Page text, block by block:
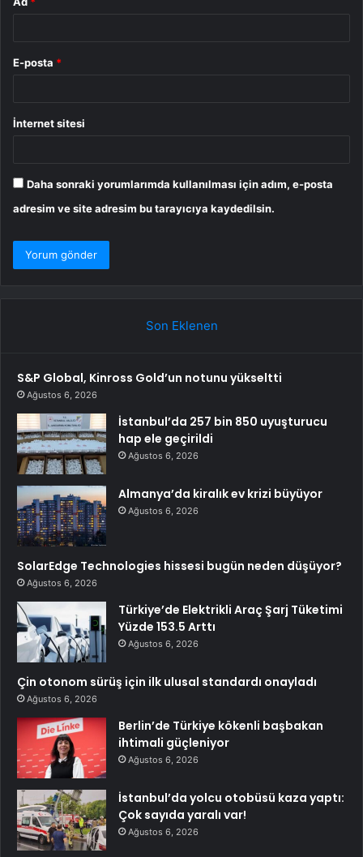
E-posta *
İnternet sitesi
Daha sonraki yorumlarımda kullanılması için adım, e-posta
adresim ve site adresim bu tarayıcıya kaydedilsin.
Son Eklenen
S&P Global, Kinross Gold’un notunu yükseltti
Ağustos 6, 2026
İstanbul’da 257 bin 850 uyuşturucu
hap ele geçirildi
Ağustos 6, 2026
Almanya’da kiralık ev krizi büyüyor
Ağustos 6, 2026
SolarEdge Technologies hissesi bugün neden düşüyor?
Ağustos 6, 2026
Türkiye’de Elektrikli Araç Şarj Tüketimi
Yüzde 153.5 Arttı
Ağustos 6, 2026
Çin otonom sürüş için ilk ulusal standardı onayladı
Ağustos 6, 2026
Berlin’de Türkiye kökenli başbakan
ihtimali güçleniyor
Ağustos 6, 2026
İstanbul’da yolcu otobüsü kaza yaptı:
Çok sayıda yaralı var!
Ağustos 6, 2026